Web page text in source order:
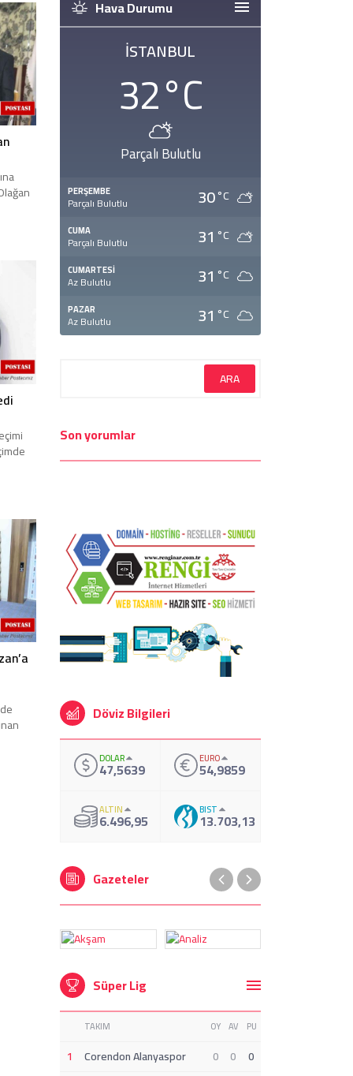
Hava Durumu
İSTANBUL
32°C
Parçalı Bulutlu
PERŞEMBE
Parçalı Bulutlu 30°C
CUMA
Parçalı Bulutlu 31 °C
CUMARTESI
Az Bulutlu 31 °C
PAZAR
Az Bulutlu 31 °C
Son yorumlar
Döviz Bilgileri
DOLAR
47,5639 EURO
54,9859
ALTIN
6.496,95 BIST
13.703,13
Gazeteler
Süper Lig
TAKIM OY AV PU
1 Corendon Alanyaspor 0 0
0